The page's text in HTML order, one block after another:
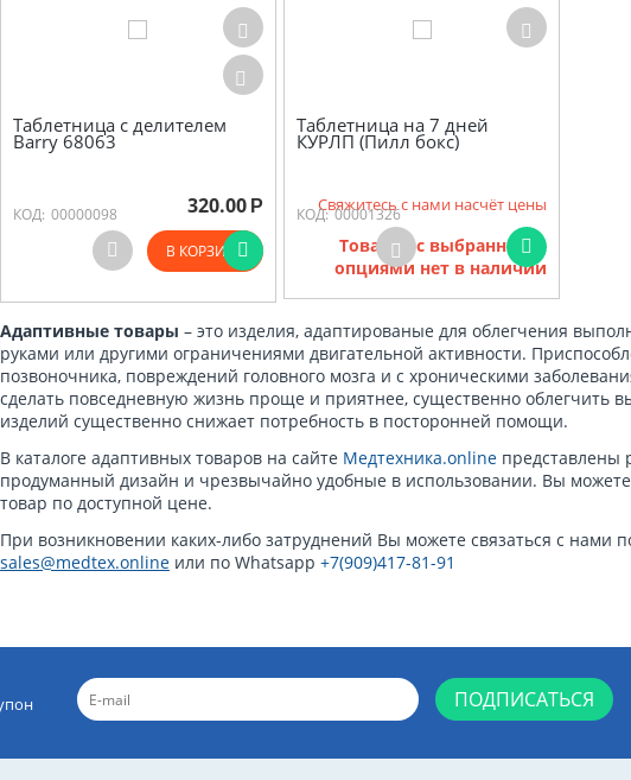
Таблетница с делителем
Barry 68063
КОД: 00000098 320.00 Р
В КОРЗИНУ
Таблетница на 7 дней
КУРЛП (Пилл бокс)
КОД: 00001326
Свяжитесь с нами насчёт цены
Товаров с выбранными
опциями нет в наличии
Адаптивные товары – это изделия, адаптированые для облегчения
руками или другими ограничениями двигательной активности.
позвоночника, повреждений головного мозга и с хроническими
сделать повседневную жизнь проще и приятнее, существенно облегчить
изделий существенно снижает потребность в посторонней помощи.
В каталоге адаптивных товаров на сайте Медтехника.onlineпредставлены
продуманный дизайн и чрезвычайно удобные в использовании. Вы
товар по доступной цене.
При возникновении каких-либо затруднений Вы можете связаться с нами
sales@medtex.onlineили по Whatsapp +7(909)417-81-91
ПОДПИСАТЬСЯ